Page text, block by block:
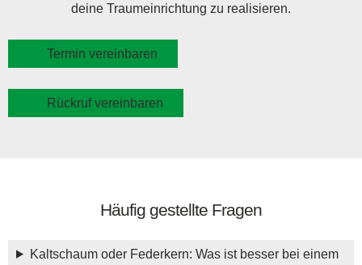
deine Traumeinrichtung zu realisieren.
Termin vereinbaren
Rückruf vereinbaren
Häufig gestellte Fragen
Kaltschaum oder Federkern: Was ist besser bei einem